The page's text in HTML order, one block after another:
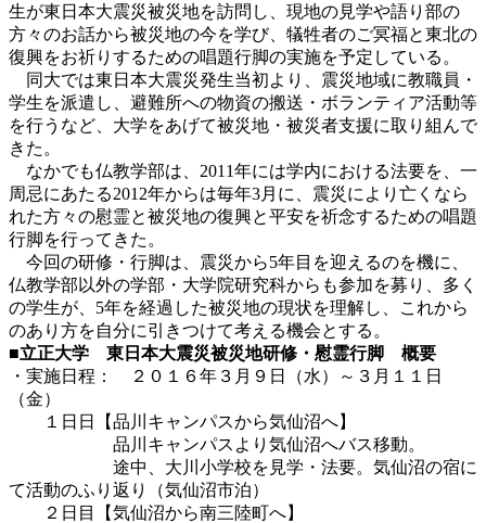
生が東日本大震災被災地を訪問し、現地の見学や語り部の
方々のお話から被災地の今を学び、犠牲者のご冥福と東北の
復興をお祈りするための唱題行脚の実施を予定している。
同大では東日本大震災発生当初より、震災地域に教職員・
学生を派遣し、避難所への物資の搬送・ボランティア活動等
を行うなど、大学をあげて被災地・被災者支援に取り組んで
きた。
なかでも仏教学部は、2011年には学内における法要を、一
周忌にあたる2012年からは毎年3月に、震災により亡くなら
れた方々の慰霊と被災地の復興と平安を祈念するための唱題
行脚を行ってきた。
今回の研修・行脚は、震災から5年目を迎えるのを機に、
仏教学部以外の学部・大学院研究科からも参加を募り、多く
の学生が、5年を経過した被災地の現状を理解し、これから
のあり方を自分に引きつけて考える機会とする。
■立正大学 東日本大震災被災地研修・慰霊行脚 概要
・実施日程： ２０１６年３月９日（水）～３月１１日
（金）
１日日【品川キャンパスから気仙沼へ】
品川キャンパスより気仙沼へバス移動。
途中、大川小学校を見学・法要。気仙沼の宿に
て活動のふり返り（気仙沼市泊）
２日目【気仙沼から南三陸町へ】